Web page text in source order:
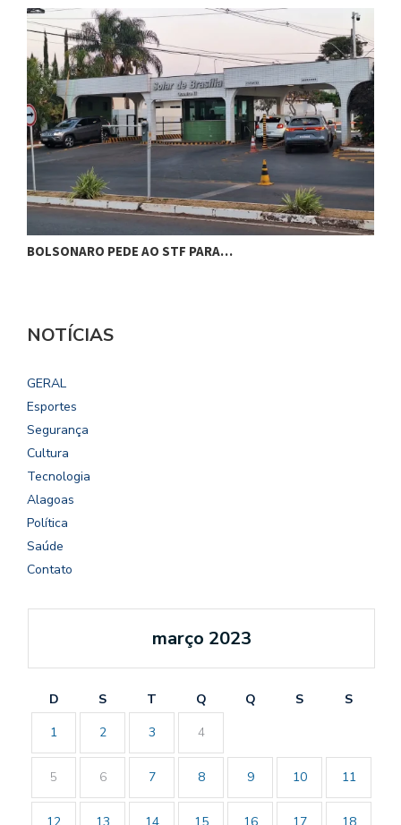
BOLSONARO PEDE AO STF PARA…
NOTÍCIAS
GERAL
Esportes
Segurança
Cultura
Tecnologia
Alagoas
Política
Saúde
Contato
março 2023
D S T Q Q S
S
1
2 3 4
5 6 7 8 9 10 11
12 13 14 15 16 17 18